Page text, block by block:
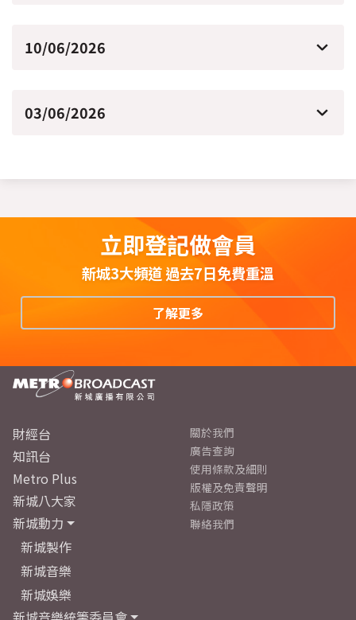
10/06/2026
03/06/2026
立即登記做會員
新城3大頻道 過去7日免費重溫
了解更多
財經台
知訊台
Metro Plus
新城八大家
新城動力
新城製作
新城音樂
新城娛樂
關於我們
廣告查詢
使用條款及細則
版權及免責聲明
私隱政策
聯絡我們